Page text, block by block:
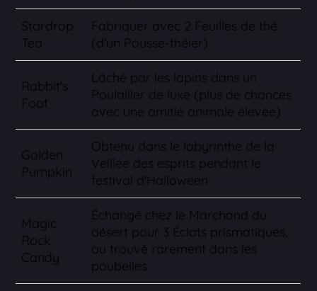
Stardrop
Tea
Fabriquer avec 2 Feuilles de thé
(d'un Pousse-théier)
Rabbit's
Foot
Lâché par les lapins dans un
Poulailler de luxe (plus de chances
avec une amitié animale élevée)
Golden
Pumpkin
Obtenu dans le labyrinthe de la
Veillée des esprits pendant le
festival d'Halloween
Magic
Rock
Candy
Échangé chez le Marchand du
désert pour 3 Éclats prismatiques,
ou trouvé rarement dans les
poubelles